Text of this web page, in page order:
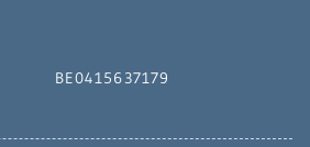
BE0415637179